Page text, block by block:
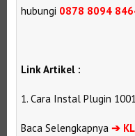
hubungi 0878 8094
Link Artikel :
1. Cara Instal Plugin
Baca Selengkapnya➔